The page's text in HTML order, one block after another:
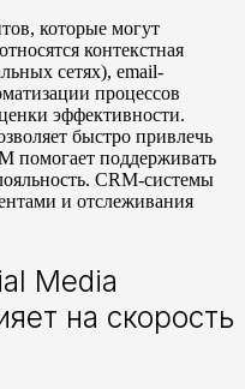
которые могут
контекстная
сетях), email-
процессов
эффективности.
быстро привлечь
помогает поддерживать
CRM-системы
и отслеживания
Media
на скорость